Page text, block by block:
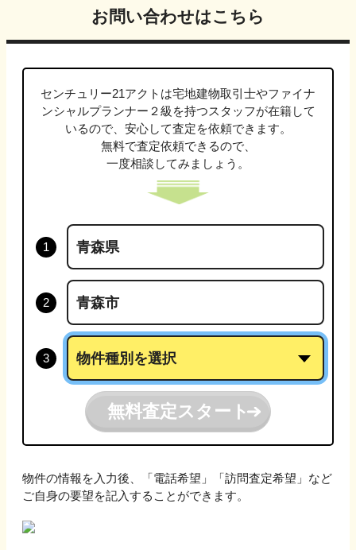
お問い合わせはこちら
センチュリー21アクトは宅地建物取引士やファイナ
ンシャルプランナー２級 を持つスタッフが在籍して
いるので、安心して査定を依頼できます。
無料で査定依頼できるので、
一度相談してみましょう。
無料査定スタート
物件の情報を入力後、「電話希望」「訪問査定希望」など
ご自身の要望を記入することができます。